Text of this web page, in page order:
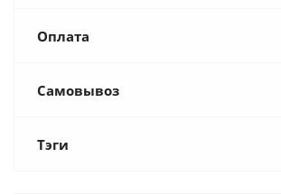
Оплата
Самовывоз
Тэги